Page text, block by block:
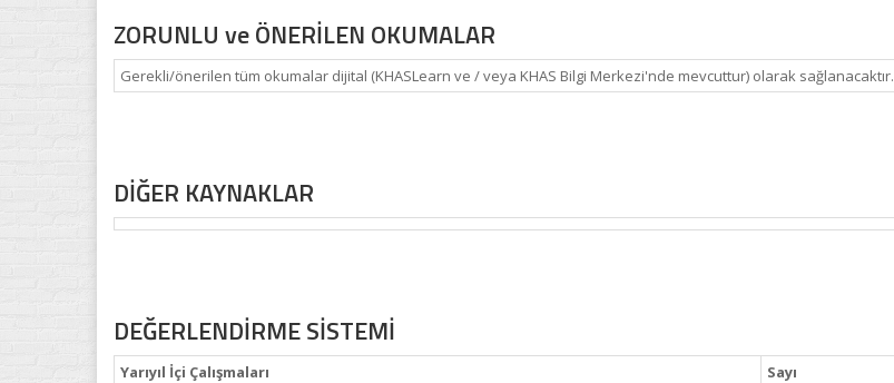
ZORUNLU ve ÖNERİLEN OKUMALAR
Gerekli/önerilen tüm okumalar dijital (KHASLearn ve / veya KHAS Bilgi Merkezi'nde mevcuttur) olarak sağlanacaktır.
DİĞER KAYNAKLAR
DEĞERLENDİRME SİSTEMİ
Yarıyıl İçi Çalışmaları Sayı